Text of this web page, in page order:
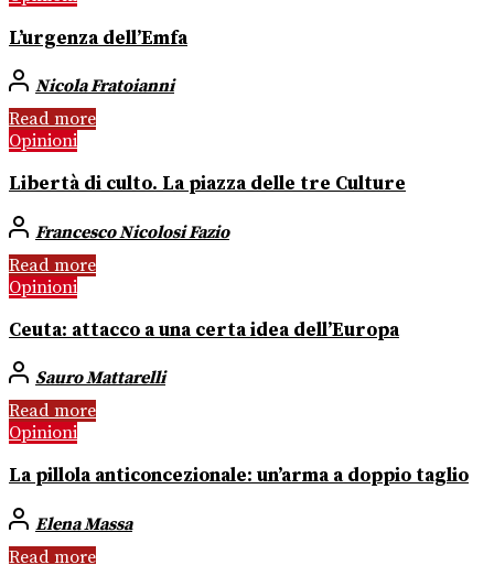
L’urgenza dell’Emfa
Nicola Fratoianni
Read more
Opinioni
Libertà di culto. La piazza delle tre Culture
Francesco Nicolosi Fazio
Read more
Opinioni
Ceuta: attacco a una certa idea dell’Europa
Sauro Mattarelli
Read more
Opinioni
La pillola anticoncezionale: un’arma a doppio taglio
Elena Massa
Read more